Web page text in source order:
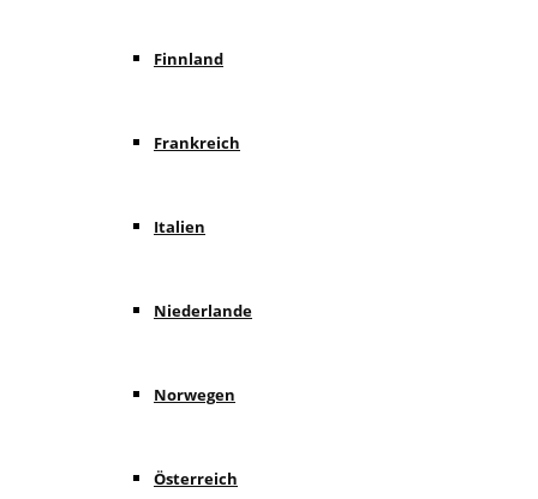
Finnland
Frankreich
Italien
Niederlande
Norwegen
Österreich